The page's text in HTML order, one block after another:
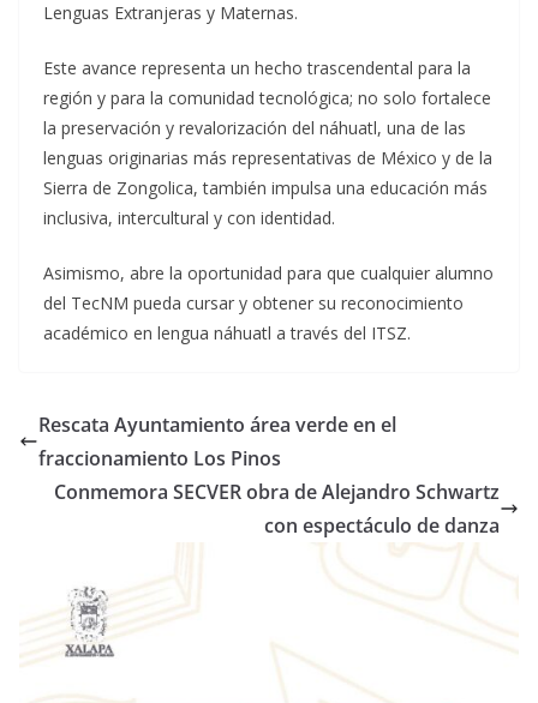
Lenguas Extranjeras y Maternas.
Este avance representa un hecho trascendental para la
región y para la comunidad tecnológica; no solo fortalece
la preservación y revalorización del náhuatl, una de las
lenguas originarias más representativas de México y de la
Sierra de Zongolica, también impulsa una educación más
inclusiva, intercultural y con identidad.
Asimismo, abre la oportunidad para que cualquier alumno
del TecNM pueda cursar y obtener su reconocimiento
académico en lengua náhuatl a través del ITSZ.
Rescata Ayuntamiento área verde en el
fraccionamiento Los Pinos
Conmemora SECVER obra de Alejandro Schwartz
con espectáculo de danza